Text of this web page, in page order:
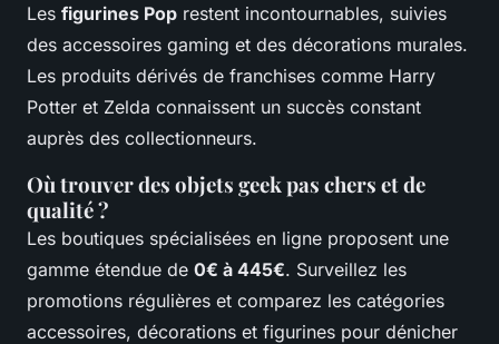
Les figurines Pop restent incontournables, suivies
des accessoires gaming et des décorations murales.
Les produits dérivés de franchises comme Harry
Potter et Zelda connaissent un succès constant
auprès des collectionneurs.
Où trouver des objets geek pas chers et de
qualité ?
Les boutiques spécialisées en ligne proposent une
gamme étendue de 0€ à 445€. Surveillez les
promotions régulières et comparez les catégories
accessoires, décorations et figurines pour dénicher